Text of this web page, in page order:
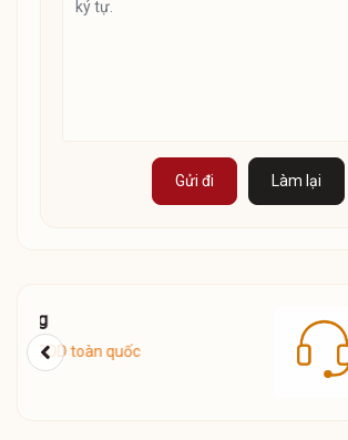
Gửi đi Làm lại